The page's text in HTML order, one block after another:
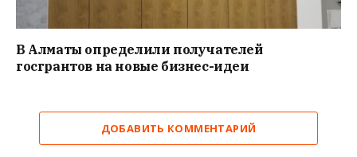
В Алматы определили получателей
госгрантов на новые бизнес-идеи
ДОБАВИТЬ КОММЕНТАРИЙ